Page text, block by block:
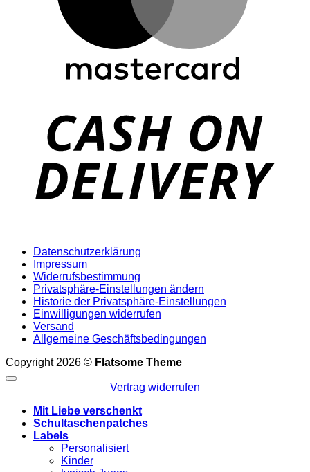
Datenschutzerklärung
Impressum
Widerrufsbestimmung
Privatsphäre-Einstellungen ändern
Historie der Privatsphäre-Einstellungen
Einwilligungen widerrufen
Versand
Allgemeine Geschäftsbedingungen
Copyright 2026 © Flatsome Theme
Vertrag widerrufen
Mit Liebe verschenkt
Schultaschenpatches
Labels
Personalisiert
Kinder